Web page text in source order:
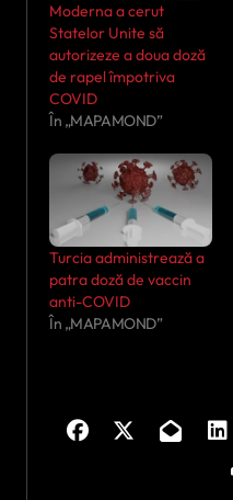
Moderna a cerut
Statelor Unite să
autorizeze a doua doză
de rapel împotriva
COVID
În „MAPAMOND”
Turcia administrează a
patra doză de vaccin
anti-COVID
În „MAPAMOND”